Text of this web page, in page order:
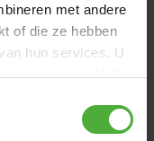
met andere
of die ze hebben
hun services. U
onze website blijft